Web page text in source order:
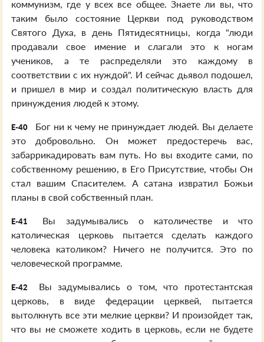
коммунизм, где у всех все общее. Знаете ли вы, что
таким было состояние Церкви под руководством
Святого Духа, в день Пятидесятницы, когда "люди
продавали свое имение и слагали это к ногам
учеников, а те распределяли это каждому в
соответствии с их нуждой". И сейчас дьявол подошел,
и пришел в мир и создал политическую власть для
принуждения людей к этому.
E-40
Бог ни к чему не принуждает людей. Вы делаете
это добровольно. Он может предостеречь вас,
забаррикадировать вам путь. Но вы входите сами, по
собственному решению, в Его Присутствие, чтобы Он
стал вашим Спасителем. А сатана извратил Божьи
планы в свой собственный план.
E-41
Вы задумывались о католичестве и что
католическая церковь пытается сделать каждого
человека католиком? Ничего не получится. Это по
человеческой программе.
E-42
Вы задумывались о том, что протестантская
церковь, в виде федерации церквей, пытается
вытолкнуть все эти мелкие церкви? И произойдет так,
что вы не сможете ходить в церковь, если не будете